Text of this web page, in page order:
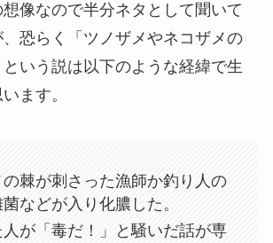
像なので半分ネタとして聞いて
恐らく「ツノザメやネコザメの
いう説は以下のような経緯で生
ます。
棘が刺さった漁師か釣り人の
などが入り化膿した。
が「毒だ！」と騒いだ話が専